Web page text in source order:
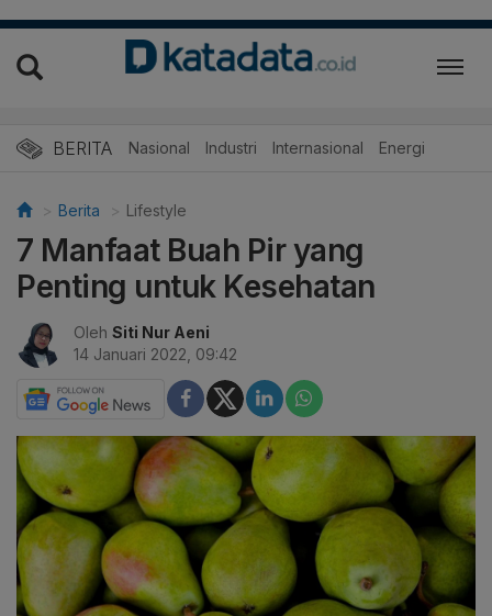
BERITA Nasional Industri Internasional Energi
Berita Lifestyle
7 Manfaat Buah Pir yang
Penting untuk Kesehatan
Oleh Siti Nur Aeni
14 Januari 2022, 09:42